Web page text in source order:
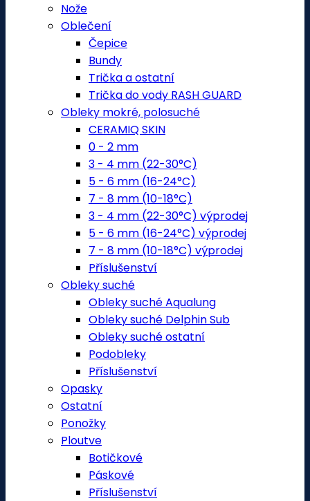
Nože
Oblečení
Čepice
Bundy
Trička a ostatní
Trička do vody RASH GUARD
Obleky mokré, polosuché
CERAMIQ SKIN
0 - 2 mm
3 - 4 mm (22-30°C)
5 - 6 mm (16-24°C)
7 - 8 mm (10-18°C)
3 - 4 mm (22-30°C) výprodej
5 - 6 mm (16-24°C) výprodej
7 - 8 mm (10-18°C) výprodej
Příslušenství
Obleky suché
Obleky suché Aqualung
Obleky suché Delphin Sub
Obleky suché ostatní
Podobleky
Příslušenství
Opasky
Ostatní
Ponožky
Ploutve
Botičkové
Páskové
Příslušenství